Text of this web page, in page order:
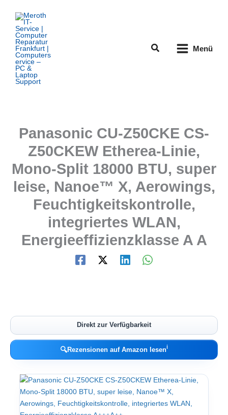
Inhalt
springen
Suchen Menü
Panasonic CU-Z50CKE CS-
Z50CKEW Etherea-Linie,
Mono-Split 18000 BTU, super
leise, Nanoe™ X, Aerowings,
Feuchtigkeitskontrolle,
integriertes WLAN,
Energieeffizienzklasse A A
Direkt zur Verfügbarkeit
🔍Rezensionen auf Amazon lesenℹ︎